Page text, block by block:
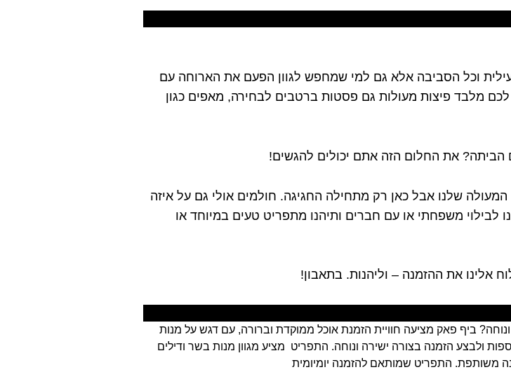
וכל הסביבה אלא גם למי שמחפש לגוון הפעם את הארוחה עם
מלבד פיצות מעולות גם פסטות ברטבים לבחירה, מאפים כגון
הביתה? את החלום הזה אתם יכולים להגשים!
שלנו אבל כאן רק מתחילה החגיגה. חולמים אולי גם על איזה
משפחתי או עם חברים ותיהנו מתפריט טעים במיוחד או
אלינו את ההזמנה – וליהנות. בתאבון!
ביף פאק מציעה חוויית הזמנת אוכל ממוקדת וברורה, עם דגש על מנות
ולבצע הזמנה בצורה ישירה ונוחה. התפריט מציע מגוון מנות בשר ודילים
משותפת. התפריט שמותאם להזמנה יומיומית